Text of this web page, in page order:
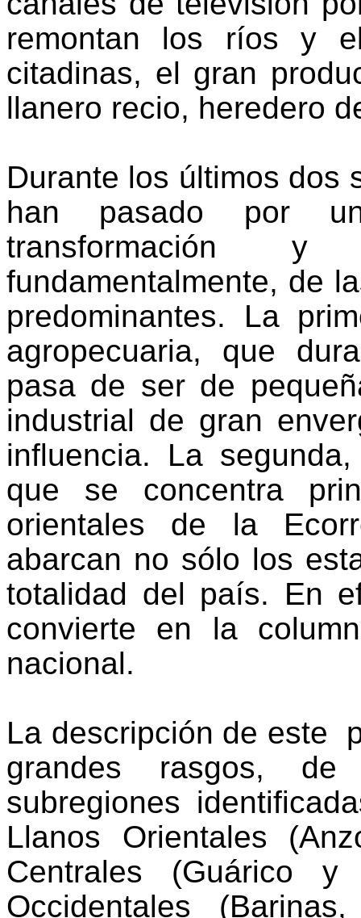
remontan los ríos y
citadinas, el gran
llanero recio, heredero
Durante los últimos dos
han pasado por
transformación
fundamentalmente, de
predominantes. La
agropecuaria, que
pasa de ser de
industrial de gran
influencia. La segunda,
que se concentra
orientales de la
abarcan no sólo los
totalidad del país. En
convierte en la
nacional.
La descripción de este
grandes rasgos,
subregiones
Llanos Orientales
Centrales (Guárico
Occidentales